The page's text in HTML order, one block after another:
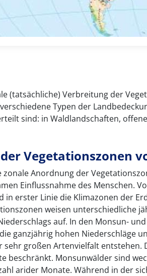
(tatsächliche) Verbreitung der
Typen der
sind: in Waldlandschaften,
Vegetationszonen
zonale Anordnung der
Einflussnahme des Menschen.
in erster Linie die Klimazonen der
weisen unterschiedliche
auf. In den Monsun-
ganzjährig hohen Niederschläge
sehr großen Artenvielfalt entstehen.
beschränkt. Monsunwälder sind
arider Monate. Während in der